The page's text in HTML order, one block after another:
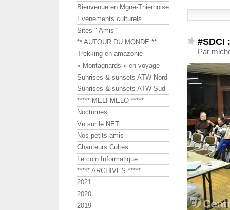
#SDCI
Par
Bienvenue en Mgne-Thiernoise
Evénements culturels
Sites " Amis "
** AUTOUR DU MONDE **
Trekking en amazonie
« Montagnards » en voyage
Sunrises & sunsets ATW Nord
Sunrises & sunsets ATW Sud
***** MELI-MELO *****
Nocturnes
Vu sur le NET
Nos petits amis
Chanteurs Cultes
Le coin Informatique
***** ARCHIVES *****
2021
2020
2019